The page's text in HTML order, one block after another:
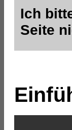
Ich
Seite